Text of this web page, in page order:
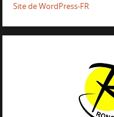
Site de WordPress-FR